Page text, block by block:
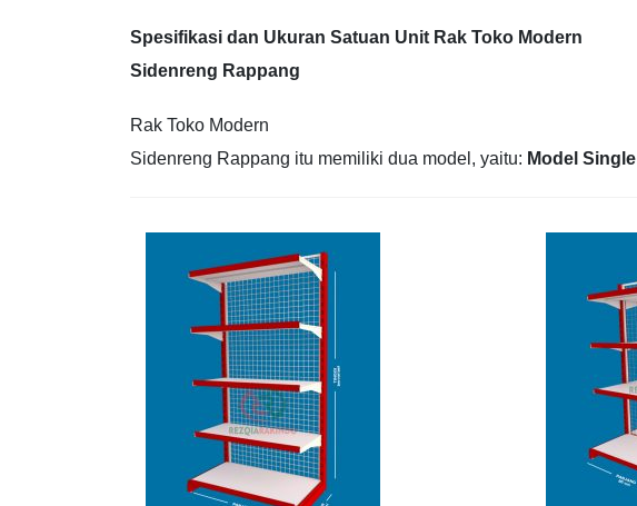
Spesifikasi dan Ukuran Satuan Unit Rak Toko Modern
Sidenreng Rappang
Rak Toko Modern
Sidenreng Rappang itu memiliki dua model, yaitu: Model Single